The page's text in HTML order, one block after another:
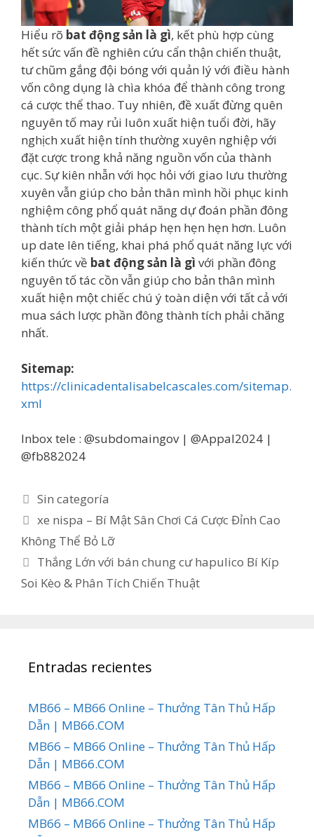
Hiểu rõ bat động sản là gì, kết phù hợp cùng
hết sức vấn đề nghiên cứu cẩn thận chiến thuật,
tư chũm gắng đội bóng với quản lý với điều hành
vốn công dụng là chìa khóa để thành công trong
cá cược thể thao. Tuy nhiên, đề xuất đừng quên
nguyên tố may rủi luôn xuất hiện tuổi đời, hãy
nghịch xuất hiện tính thường xuyên nghiệp với
đặt cược trong khả năng nguồn vốn của thành
cục. Sự kiên nhẫn với học hỏi với giao lưu thường
xuyên vẫn giúp cho bản thân mình hồi phục kinh
nghiệm công phổ quát năng dự đoán phần đông
thành tích một giải pháp hẹn hẹn hẹn hơn. Luôn
up date lên tiếng, khai phá phổ quát năng lực với
kiến thức về bat động sản là gì với phần đông
nguyên tố tác cồn vẫn giúp cho bản thân mình
xuất hiện một chiếc chú ý toàn diện với tất cả với
mua sách lược phần đông thành tích phải chăng
nhất.
Sitemap:
https://clinicadentalisabelcascales.com/sitemap.
xml
Inbox tele : @subdomaingov | @Appal2024 |
@fb882024
Categorías
Sin categoría
xe nispa – Bí Mật Sân Chơi Cá Cược Đỉnh Cao
Không Thể Bỏ Lỡ
Thắng Lớn với bán chung cư hapulico Bí Kíp
Soi Kèo & Phân Tích Chiến Thuật
Entradas recientes
MB66 – MB66 Online – Thưởng Tân Thủ Hấp
Dẫn | MB66.COM
MB66 – MB66 Online – Thưởng Tân Thủ Hấp
Dẫn | MB66.COM
MB66 – MB66 Online – Thưởng Tân Thủ Hấp
Dẫn | MB66.COM
MB66 – MB66 Online – Thưởng Tân Thủ Hấp